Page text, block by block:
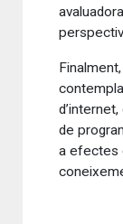
de
a efectes